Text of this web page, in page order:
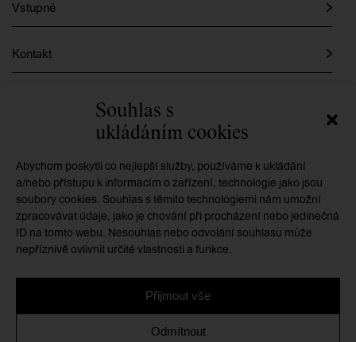
Souhlas s
ukládáním cookies
Abychom poskytli co nejlepší služby, používáme k ukládání
a/nebo přístupu k informacím o zařízení, technologie jako jsou
soubory cookies. Souhlas s těmito technologiemi nám umožní
zpracovávat údaje, jako je chování při procházení nebo jedinečná
ID na tomto webu. Nesouhlas nebo odvolání souhlasu může
nepříznivě ovlivnit určité vlastnosti a funkce.
Přijmout vše
Odmítnout
Vstupné
Kontakt
GMU je příspěvkovou organizací zřizovanou
Královéhradeckým krajem
Zásady cookies